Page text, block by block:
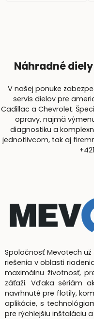
Náhradné
V našej ponuke
servis dielov pre
Cadillac a Chevrolet.
opravy, najmä
diagnostiku a
jednotlivcom, tak aj
Spoločnosť Mevotech
riešenia v oblasti
maximálnu životnosť,
záťaži. Vďaka sériám
navrhnuté pre flotily,
aplikácie, s
pre rýchlejšiu inštaláciu